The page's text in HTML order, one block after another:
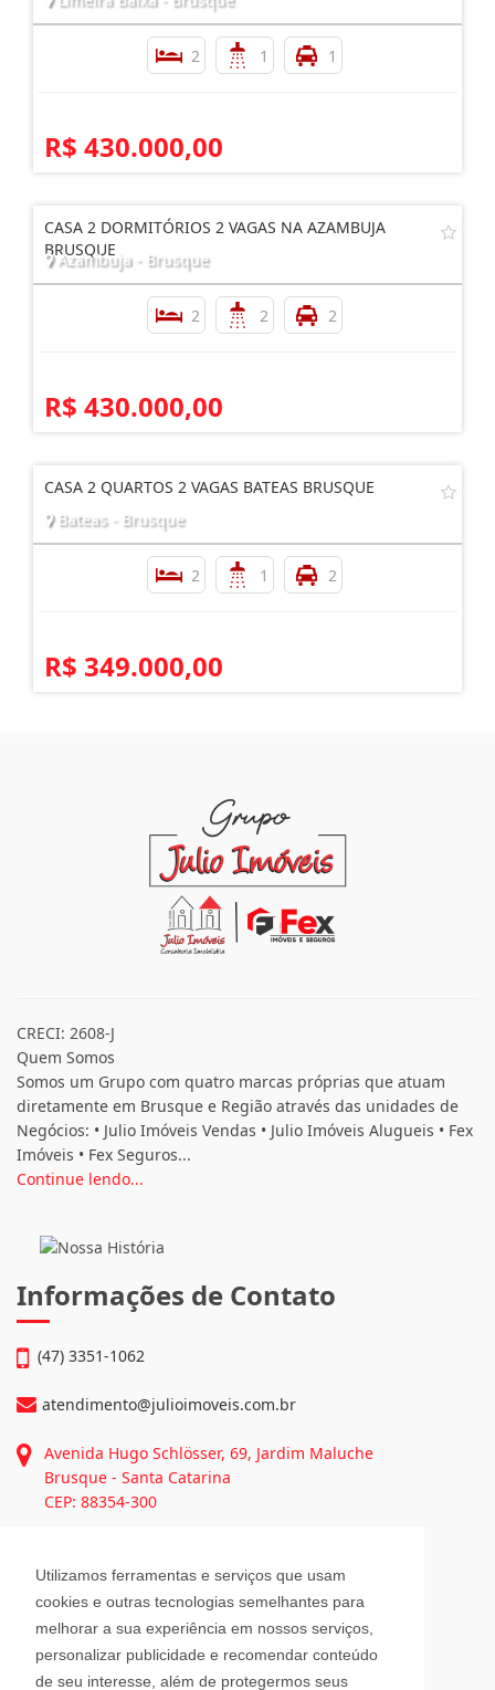
Utilizamos ferramentas e serviços que usam
cookies e outras tecnologias semelhantes para
melhorar a sua experiência em nossos serviços,
personalizar publicidade e recomendar conteúdo
de seu interesse, além de protegermos seus
2 1 1
R$ 430.000,00
CASA 2 DORMITÓRIOS 2 VAGAS NA AZAMBUJA
BRUSQUE
Azambuja - Brusque
2 2 2
R$ 430.000,00
CASA 2 QUARTOS 2 VAGAS BATEAS BRUSQUE
Bateas - Brusque
2 1 2
R$ 349.000,00
CRECI: 2608-J
Quem Somos
Negócios: • Julio Imóveis Vendas • Julio Imóveis Alugueis • Fex
Continue lendo...
Informações de Contato
(47) 3351-1062
Avenida Hugo Schlösser, 69, Jardim Maluche
CEP: 88354-300